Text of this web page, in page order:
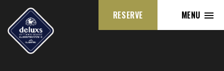
RESERVE MENU